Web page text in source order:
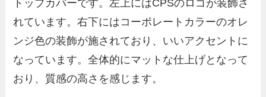
トップカバーです。左上にはCPSのロゴが装飾さ
れています。右下にはコーポレートカラーのオレ
ンジ色の装飾が施されており、いいアクセントに
なっています。全体的にマットな仕上げとなって
おり、質感の高さを感じます。